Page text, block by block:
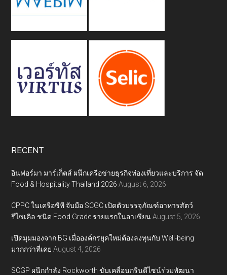
RECENT
อินฟอร์มา มาร์เก็ตส์ ผนึกเครือข่ายธุรกิจท่องเที่ยวและบริการ จัด
Food & Hospitality Thailand 2026 August 6, 2026
CPPC ในเครือซีพี จับมือ SCGC เปิดตัวบรรจุภัณฑ์อาหารสัตว์
รีไซเคิล ชนิด Food Grade รายแรกในอาเซียน August 5, 2026
เปิดมุมมองจาก BG เมื่อองค์กรยุคใหม่ต้องลงทุนกับ Well-being
มากกว่าที่เคย August 4, 2026
SCGP ผนึกกำลัง Rockworth ขับเคลื่อนกรีนดีไซน์ร่วมพัฒนา